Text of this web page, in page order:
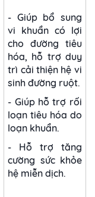
- Giúp bổ sung
vi khuẩn có lợi
cho đường tiêu
hóa, hỗ trợ duy
trì cải thiện hệ vi
sinh đường ruột.
- Giúp hỗ trợ rối
loạn tiêu hóa do
loạn khuẩn.
- Hỗ trợ tăng
cường sức khỏe
hệ miễn dịch.